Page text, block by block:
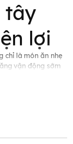
tây
lợi
chỉ là món ăn nhẹ
vận động sớm